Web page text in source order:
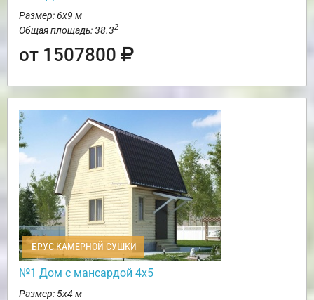
Размер: 6х9 м
Общая площадь: 38.32
от 1507800
БРУС КАМЕРНОЙ СУШКИ
№1 Дом с мансардой 4х5
Размер: 5х4 м